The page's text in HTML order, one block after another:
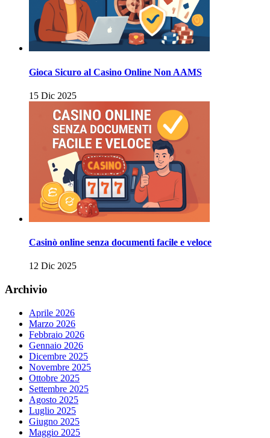
Gioca Sicuro al Casino Online Non AAMS
15 Dic 2025
Casinò online senza documenti facile e veloce
12 Dic 2025
Archivio
Aprile 2026
Marzo 2026
Febbraio 2026
Gennaio 2026
Dicembre 2025
Novembre 2025
Ottobre 2025
Settembre 2025
Agosto 2025
Luglio 2025
Giugno 2025
Maggio 2025